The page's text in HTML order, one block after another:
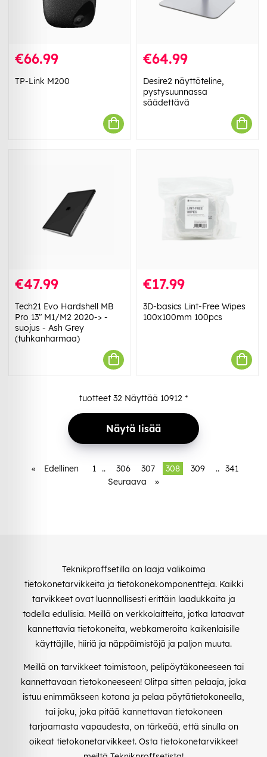
€66.99
TP-Link M200
€64.99
Desire2 näyttöteline,
pystysuunnassa
säädettävä
€47.99
Tech21 Evo Hardshell MB
Pro 13″ M1/M2 2020-> -
suojus - Ash Grey
(tuhkanharmaa)
€17.99
3D-basics Lint-Free Wipes
100x100mm 100pcs
tuotteet 32 Näyttää 10912 *
Näytä lisää
« Edellinen 1 .. 306 307 308 309 .. 341
Seuraava
»
Teknikproffsetilla on laaja valikoima
tietokonetarvikkeita ja tietokonekomponentteja. Kaikki
tarvikkeet ovat luonnollisesti erittäin laadukkaita ja
todella edullisia. Meillä on verkkolaitteita, jotka lataavat
kannettavia tietokoneita, webkameroita kaikenlaisille
käyttäjille, hiiriä ja näppäimistöjä ja paljon muuta.
Meillä on tarvikkeet toimistoon, pelipöytäkoneeseen tai
kannettavaan tietokoneeseen! Olitpa sitten pelaaja, joka
istuu enimmäkseen kotona ja pelaa pöytätietokoneella,
tai joku, joka pitää kannettavan tietokoneen
tarjoamasta vapaudesta, on tärkeää, että sinulla on
oikeat tietokonetarvikkeet. Osta tietokonetarvikkeet